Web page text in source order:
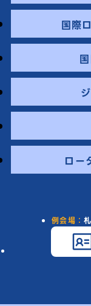
国際
ロー
例会場：